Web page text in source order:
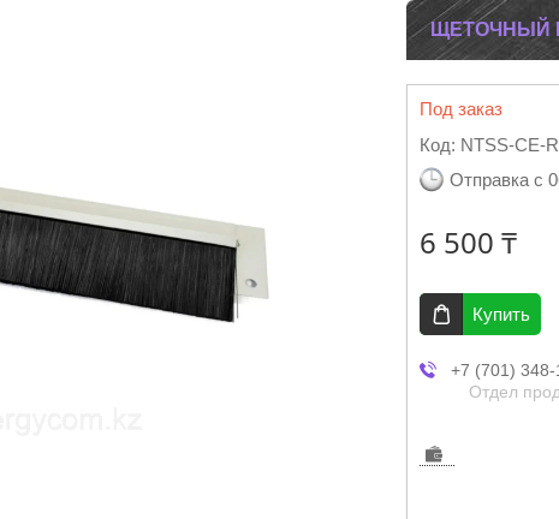
ЩЕТОЧНЫЙ
Под заказ
Код: NTSS-CE-
Отправка с
6 500 ₸
Купить
+7 (701) 348-
Отдел